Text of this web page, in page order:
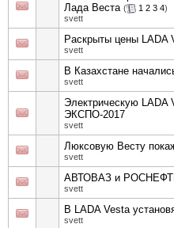
Лада Веста ( 1 2 3 4)
svett
Раскрыты цены LADA
svett
В Казахстане
svett
Электрическую LADA
ЭКСПО-2017
svett
Люксовую Весту
svett
АВТОВАЗ и
svett
В LADA Vesta
svett